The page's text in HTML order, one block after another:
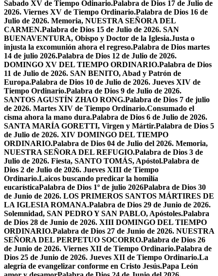
Sabado XV de Tiempo Odinario.Palabra de Dios 17 de Julio de
2026. Viernes XV de Tiempo Ordinario.Palabra de Dios 16 de
Julio de 2026. Memoria, NUESTRA SEÑORA DEL
CARMEN.Palabra de Dios 15 de Julio de 2026. SAN
BUENAVENTURA, Obispo y Doctor de la Iglesia.Justa o
injusta la excomunión ahora el regreso.Palabra de Dios martes
14 de julio 2026.Palabra de Dios 12 de Julio de 2026.
DOMINGO XV DEL TIEMPO ORDINARIO.Palabra de Dios
11 de Julio de 2026. SAN BENITO, Abad y Patrón de
Europa.Palabra de Dios 10 de Julio de 2026. Jueves XIV de
Tiempo Ordinario.Palabra de Dios 9 de Julio de 2026.
SANTOS AGUSTÍN ZHAO RONG.Palabra de Dios 7 de julio
de 2026. Martes XIV de Tiempo Ordinario.Consumado el
cisma ahora la mano dura.Palabra de Dios 6 de Julio de 2026.
SANTA MARÍA GORETTI, Virgen y Mártir.Palabra de Dios 5
de Julio de 2026. XIV DOMINGO DEL TIEMPO
ORDINARIO.Palabra de Dios 04 de Julio del 2026. Memoria,
NUESTRA SEÑORA DEL REFUGIO.Palabra de Dios 3 de
Julio de 2026. Fiesta, SANTO TOMÁS, Apóstol.Palabra de
Dios 2 de Julio de 2026. Jueves XIII de Tiempo
Ordinario.Laicos buscando predicar la homilía
eucarísticaPalabra de Dios 1º de julio 2026Palabra de Dios 30
de Junio de 2026. LOS PRIMEROS SANTOS MÁRTIRES DE
LA IGLESIA ROMANA.Palabra de Dios 29 de Junio de 2026.
Solemnidad, SAN PEDRO Y SAN PABLO, Apóstoles.Palabra
de Dios 28 de Junio de 2026. XIII DOMINGO DEL TIEMPO
ORDINARIO.Palabra de Dios 27 de Junio de 2026. NUESTRA
SEÑORA DEL PERPETUO SOCORRO.Palabra de Dios 26
de Junio de 2026. Viernes XII de Tiempo Ordinario.Palabra de
Dios 25 de Junio de 2026. Jueves XII de Tiempo Ordinario.La
alegría de evangelizar conforme en Cristo Jesús.Papa León